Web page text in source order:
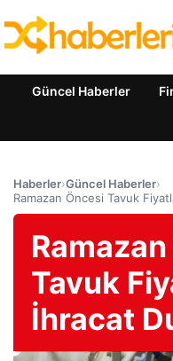
Güncel Haberler
Haberler›Güncel Haberler›
Ramazan Öncesi Tavuk
Tavuk
İhracat